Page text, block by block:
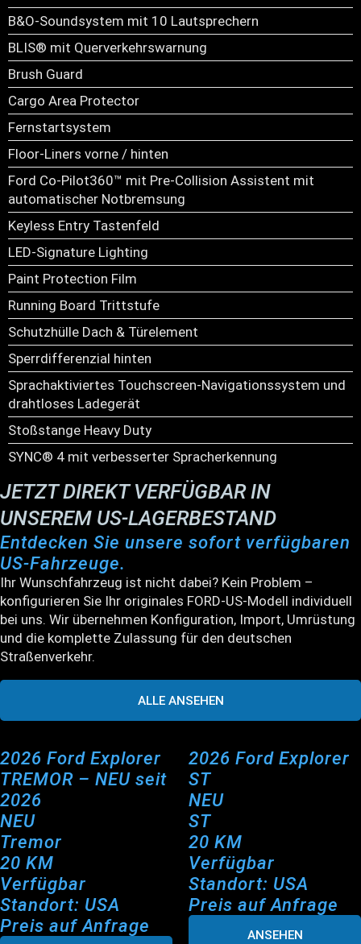
B&O-Soundsystem mit 10 Lautsprechern
BLIS® mit Querverkehrswarnung
Brush Guard
Cargo Area Protector
Fernstartsystem
Floor-Liners vorne / hinten
Ford Co-Pilot360™ mit Pre-Collision Assistent mit
automatischer Notbremsung
Keyless Entry Tastenfeld
LED-Signature Lighting
Paint Protection Film
Running Board Trittstufe
Schutzhülle Dach & Türelement
Sperrdifferenzial hinten
Sprachaktiviertes Touchscreen-Navigationssystem und
drahtloses Ladegerät
Stoßstange Heavy Duty
SYNC® 4 mit verbesserter Spracherkennung
JETZT DIREKT VERFÜGBAR IN
UNSEREM US-LAGERBESTAND
Entdecken Sie unsere sofort verfügbaren
US-Fahrzeuge.
Ihr Wunschfahrzeug ist nicht dabei? Kein Problem –
konfigurieren Sie Ihr originales FORD-US-Modell individuell
bei uns. Wir übernehmen Konfiguration, Import, Umrüstung
und die komplette Zulassung für den deutschen
Straßenverkehr.
ALLE ANSEHEN
2026 Ford Explorer
TREMOR – NEU seit
2026
NEU
Tremor
20 KM
Verfügbar
Standort: USA
Preis auf Anfrage
2026 Ford Explorer
ST
NEU
ST
20 KM
Verfügbar
Standort: USA
Preis auf Anfrage
ANSEHEN